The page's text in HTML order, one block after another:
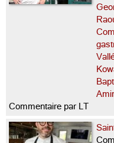
Commentaire par LT